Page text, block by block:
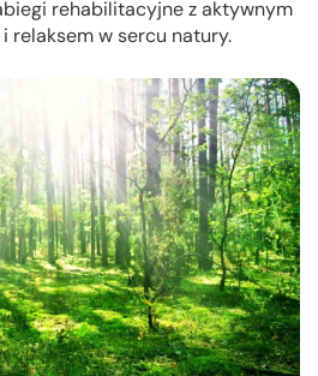
rehabilitacyjne z aktywnym
relaksem w sercu natury.